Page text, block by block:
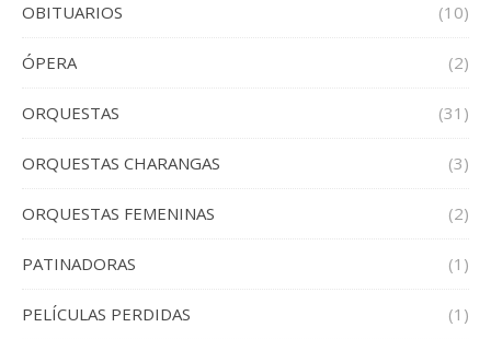
OBITUARIOS (10)
ÓPERA (2)
ORQUESTAS (31)
ORQUESTAS CHARANGAS (3)
ORQUESTAS FEMENINAS (2)
PATINADORAS (1)
PELÍCULAS PERDIDAS (1)